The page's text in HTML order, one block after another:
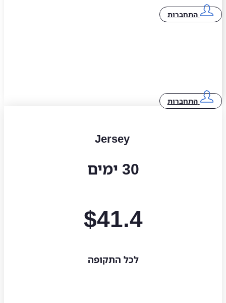
התחברות
התחברות
Jersey
30 ימים
$41.4
לכל התקופה